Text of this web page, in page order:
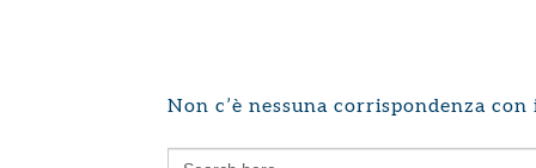
Non c’è nessuna corrispondenza
Search